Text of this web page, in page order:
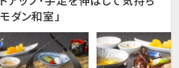
ダン和室」